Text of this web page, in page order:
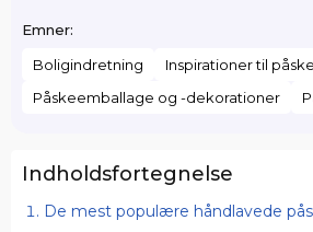
Emner:
Boligindretning
Inspirationer til påske
Påskeemballage og -dekorationer
Indholdsfortegnelse
De mest populære håndlavede